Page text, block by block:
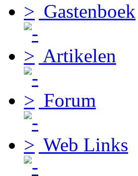
Gastenboek
Artikelen
Forum
Web Links